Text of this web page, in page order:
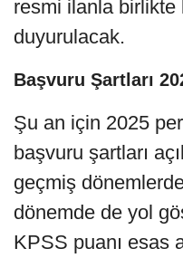
resmi ilanla birlikte
duyurulacak.
Başvuru Şartları
Şu an için 2025
başvuru şartları
geçmiş
dönemde de yol
KPSS puanı esas